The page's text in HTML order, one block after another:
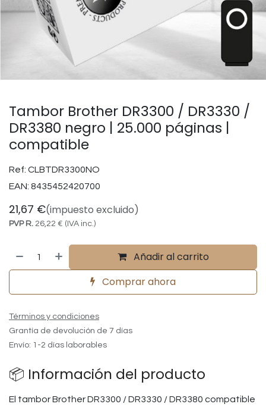
Tambor Brother DR3300 / DR3330 /
DR3380 negro | 25.000 páginas |
compatible
Ref: CLBTDR3300NO
EAN: 8435452420700
21,67 €(impuesto excluido)
PVP R. 26,22 € (IVA inc.)
Añadir al carrito
Comprar ahora
Términos y condiciones
Grantía de devolución de 7 días
Envío: 1-2 días laborables
📦 Información del producto
El tambor Brother DR3300 / DR3330 / DR3380 compatible